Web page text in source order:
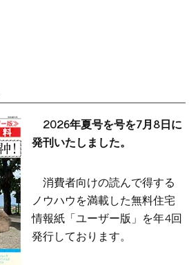
2026年夏号を号を7月8日に
発刊いたしました。
消費者向けの読んで得する
ノウハウを満載した無料住宅
情報紙「ユーザー版」を年4回
発行しております。